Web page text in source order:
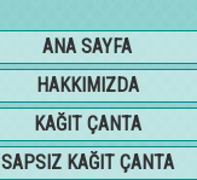
ANA SAYFA
HAKKIMIZDA
KAĞIT ÇANTA
SAPSIZ KAĞIT ÇANTA